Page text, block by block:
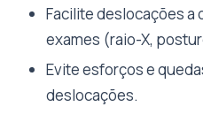
Facilite deslocações a
exames (raio-X,
Evite esforços e
deslocações.